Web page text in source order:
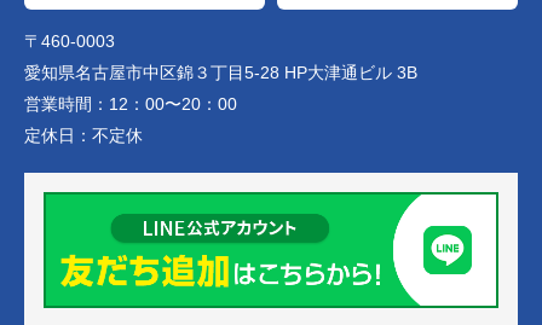
〒460-0003
愛知県名古屋市中区錦３丁目5-28 HP大津通ビル 3B
営業時間： 12：00〜20：00
定休日： 不定休